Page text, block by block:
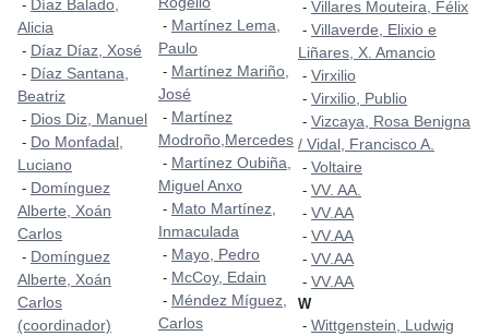
- Díaz Balado,
Alicia
- Díaz Díaz, Xosé
- Díaz Santana,
Beatriz
- Dios Diz, Manuel
- Do Monfadal,
Luciano
- Domínguez
Alberte, Xoán
Carlos
- Domínguez
Alberte, Xoán
Carlos
(coordinador)
- Martínez Lema,
Paulo
- Martínez Mariño,
José
- Martínez
Modroño,Mercedes
- Martínez Oubiña,
Miguel Anxo
- Mato Martínez,
Inmaculada
- Mayo, Pedro
- McCoy, Edain
- Méndez Míguez,
Carlos
- Villares Mouteira, Félix
- Villaverde, Elixio e
Liñares, X. Amancio
- Virxilio
- Virxilio, Publio
- Vizcaya, Rosa Benigna
/ Vidal, Francisco A.
- Voltaire
- VV. AA.
- VV.AA
- VV.AA
- VV.AA
- VV.AA
W
- Wittgenstein, Ludwig